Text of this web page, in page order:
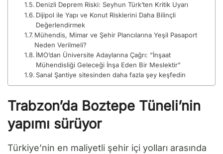
Denizli Deprem Riski: Seyhun Türk’ten Kritik Uyarı
Dijipol ile Yapı ve Konut Risklerini Daha Bilinçli
Değerlendirmek
Mühendis, Mimar ve Şehir Plancılarına Yeşil Pasaport
Neden Verilmeli?
İMO’dan Üniversite Adaylarına Çağrı: “İnşaat
Mühendisliği Geleceği İnşa Eden Bir Meslektir”
Sanal Şantiye sitesinden daha fazla şey keşfedin
Trabzon’da Boztepe Tüneli’nin
yapımı sürüyor
Türkiye’nin en maliyetli şehir içi yolları arasında